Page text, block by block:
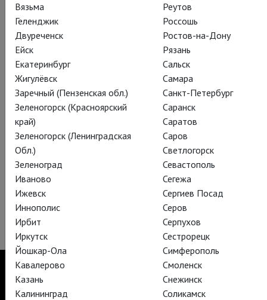
Балет «Легенда о любви» долгое время был одним из
лучших и любимых произведений в репертуаре Большого
театра, а участие в нем было желанным для любой
восходящей звезды балета.
Таинственное очарование Востока, магия, любовь
страстная, любовь жертвенная, любовь, о которой слагают
легенды…
Либретто Назыма Хикмета и Юрия Григоровича
Балетмейстер-постановщик Юрий Григорович
Художник-постановщик Симон Вирсаладзе
Дирижёр-постановщик Александр Копылов
Исполнительница роли царицы – Светлана Захарова
Билеты на этот и другие балеты сезона уже можно
приобрести на нашем сайте.
Вязьма
Геленджик
Двуреченск
Ейск
Екатеринбург
Жигулёвск
Заречный (Пензенская обл.)
Зеленогорск (Красноярский
край)
Зеленогорск (Ленинградская
Обл.)
Зеленоград
Иваново
Ижевск
Иннополис
Ирбит
Иркутск
Йошкар-Ола
Кавалерово
Казань
Калининград
Реутов
Россошь
Ростов-на-Дону
Рязань
Сальск
Самара
Санкт-Петербург
Саранск
Саратов
Саров
Светлогорск
Севастополь
Сегежа
Сергиев Посад
Серов
Серпухов
Сестрорецк
Симферополь
Смоленск
Снежинск
Соликамск